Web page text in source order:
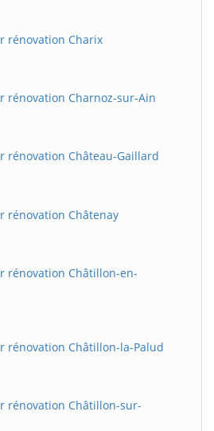
rénovation Charix
rénovation Charnoz-sur-Ain
rénovation Château-Gaillard
rénovation Châtenay
rénovation Châtillon-en-
rénovation Châtillon-la-Palud
rénovation Châtillon-sur-